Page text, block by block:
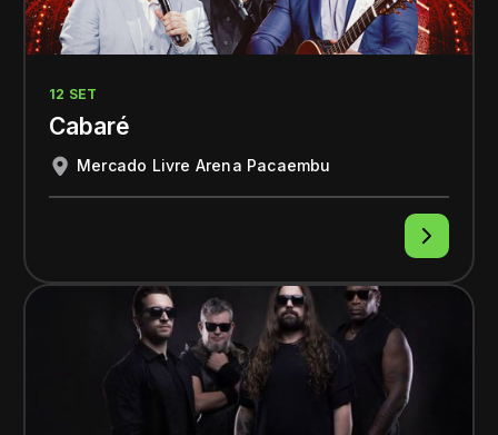
12 SET
Cabaré
Mercado Livre Arena Pacaembu